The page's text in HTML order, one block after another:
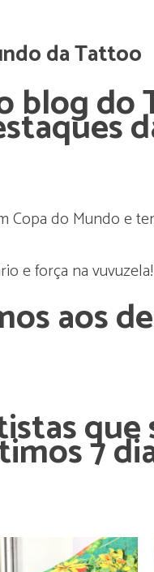
da Tattoo
blog do
Copa do Mundo e
e força na vuvuzela!
aos
que
7